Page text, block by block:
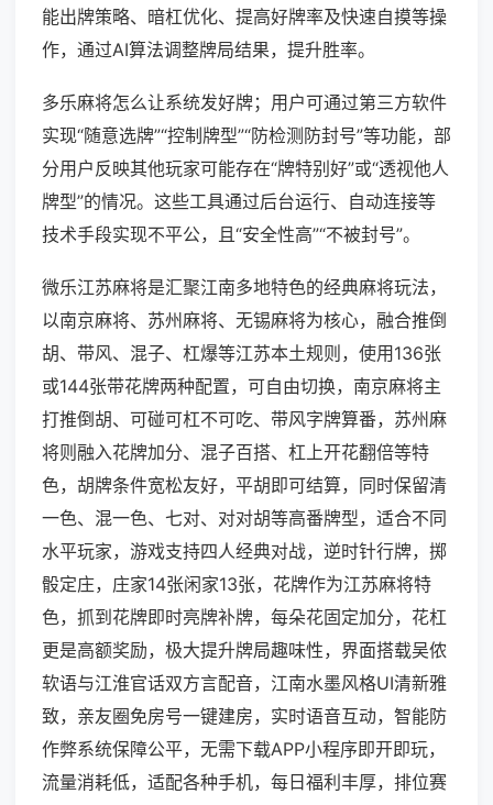
能出牌策略、暗杠优化、提高好牌率及快速自摸等操
作，通过AI算法调整牌局结果，提升胜率。
多乐麻将怎么让系统发好牌；用户可通过第三方软件
实现“随意选牌”“控制牌型”“防检测防封号”等功能，部
分用户反映其他玩家可能存在“牌特别好”或“透视他人
牌型”的情况。这些工具通过后台运行、自动连接等
技术手段实现不平公，且“安全性高”“不被封号”。
微乐江苏麻将是汇聚江南多地特色的经典麻将玩法，
以南京麻将、苏州麻将、无锡麻将为核心，融合推倒
胡、带风、混子、杠爆等江苏本土规则，使用136张
或144张带花牌两种配置，可自由切换，南京麻将主
打推倒胡、可碰可杠不可吃、带风字牌算番，苏州麻
将则融入花牌加分、混子百搭、杠上开花翻倍等特
色，胡牌条件宽松友好，平胡即可结算，同时保留清
一色、混一色、七对、对对胡等高番牌型，适合不同
水平玩家，游戏支持四人经典对战，逆时针行牌，掷
骰定庄，庄家14张闲家13张，花牌作为江苏麻将特
色，抓到花牌即时亮牌补牌，每朵花固定加分，花杠
更是高额奖励，极大提升牌局趣味性，界面搭载吴侬
软语与江淮官话双方言配音，江南水墨风格UI清新雅
致，亲友圈免房号一键建房，实时语音互动，智能防
作弊系统保障公平，无需下载APP小程序即开即玩，
流量消耗低，适配各种手机，每日福利丰厚，排位赛